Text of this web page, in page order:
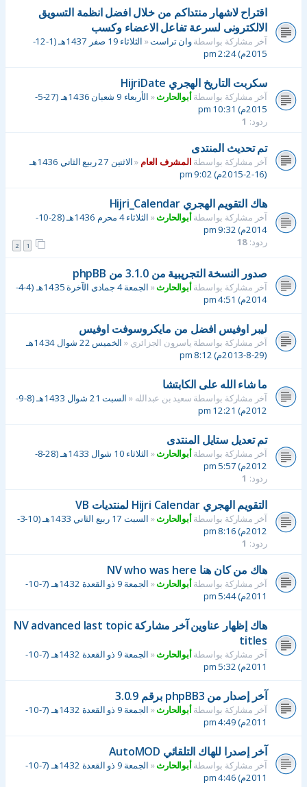
اقتراح لاشهار منتداكم من خلال افضل انظمة التسويق
الالكترونى لسرعة تفاعل الاعضاء وكسب
آخر مشاركة بواسطةوان تراست«
الثلاثاء 19 صفر 1437هـ (1-12-
2015م) 2:24 pm
سكربت التاريخ الهجري HijriDate
آخر مشاركة بواسطةأبوالحارث«
الأربعاء 9 شعبان 1436هـ (27-5-
2015م) 10:31 pm
ردود: 1
تم تحديث المنتدى
آخر مشاركة بواسطة المشرف العام «
الاثنين 27 ربيع الثاني 1436هـ
(16-2-2015م) 9:02 pm
هاك التقويم الهجري Hijri_Calendar
آخر مشاركة بواسطةأبوالحارث«
الثلاثاء 4 محرم 1436هـ (28-10-
2014م) 9:32 pm
ردود: 18
1
2
صدور النسخة التجريبية من 3.1.0 من phpBB
آخر مشاركة بواسطةأبوالحارث«
الجمعة 4 جمادى الآخرة 1435هـ (4-4-
2014م) 4:51 pm
ليبر اوفيس افضل من مايكروسوفت اوفيس
آخر مشاركة بواسطة ياسرون الجزائري «
الخميس 22 شوال 1434هـ
(29-8-2013م) 8:12 pm
ما شاء الله على الكابتشا
آخر مشاركة بواسطة سعيد بن عبدالله «
السبت 21 شوال 1433هـ (8-9-
2012م) 12:21 pm
تم تعديل ستايل المنتدى
آخر مشاركة بواسطةأبوالحارث«
الثلاثاء 10 شوال 1433هـ (28-8-
2012م) 5:57 pm
ردود: 1
التقويم الهجري Hijri Calendar لمنتديات VB
آخر مشاركة بواسطةأبوالحارث«
السبت 17 ربيع الثاني 1433هـ (10-3-
2012م) 8:16 pm
ردود: 1
هاك من كان هنا NV who was here
آخر مشاركة بواسطةأبوالحارث«
الجمعة 9 ذو القعدة 1432هـ (7-10-
2011م) 5:44 pm
هاك إظهار عناوين آخر مشاركة NV advanced last topic
titles
آخر مشاركة بواسطةأبوالحارث«
الجمعة 9 ذو القعدة 1432هـ (7-10-
2011م) 5:32 pm
آخر إصدار من phpBB3 برقم 3.0.9
آخر مشاركة بواسطةأبوالحارث«
الجمعة 9 ذو القعدة 1432هـ (7-10-
2011م) 4:49 pm
آخر إصدرا للهاك التلقائي AutoMOD
آخر مشاركة بواسطةأبوالحارث«
الجمعة 9 ذو القعدة 1432هـ (7-10-
2011م) 4:46 pm